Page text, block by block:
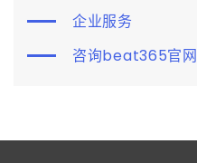
企业服务
咨询beat365官网